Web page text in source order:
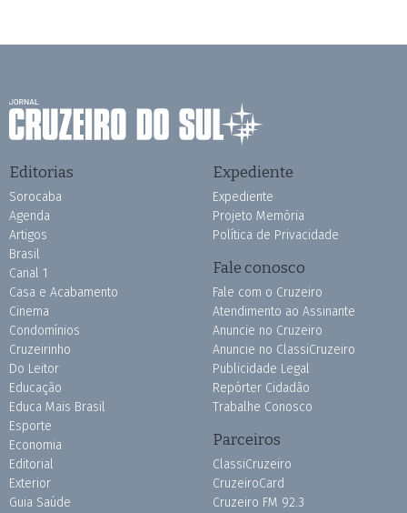
Editorias
Sorocaba
Agenda
Artigos
Brasil
Canal 1
Casa e Acabamento
Cinema
Condomínios
Cruzeirinho
Do Leitor
Educação
Educa Mais Brasil
Esporte
Economia
Editorial
Exterior
Guia Saúde
Expediente
Expediente
Projeto Memória
Política de Privacidade
Fale conosco
Fale com o Cruzeiro
Atendimento ao Assinante
Anuncie no Cruzeiro
Anuncie no ClassiCruzeiro
Publicidade Legal
Repórter Cidadão
Trabalhe Conosco
Parceiros
ClassiCruzeiro
CruzeiroCard
Cruzeiro FM 92.3